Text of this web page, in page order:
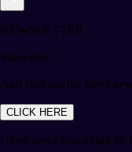
NEWSLETTER
Subscribe!
And find out the latest
CLICK HERE
Other news you might be